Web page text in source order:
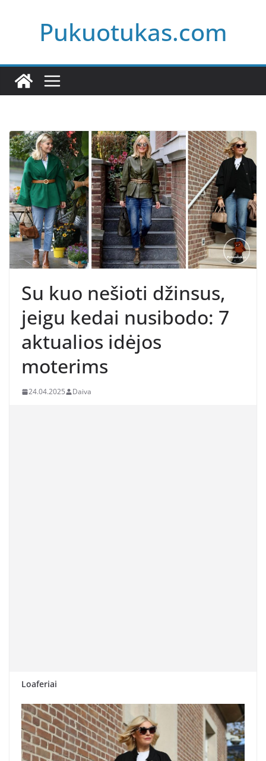
Pukuotukas.com
Su kuo nešioti džinsus,
jeigu kedai nusibodo: 7
aktualios idėjos
moterims
24.04.2025 Daiva
Loaferiai